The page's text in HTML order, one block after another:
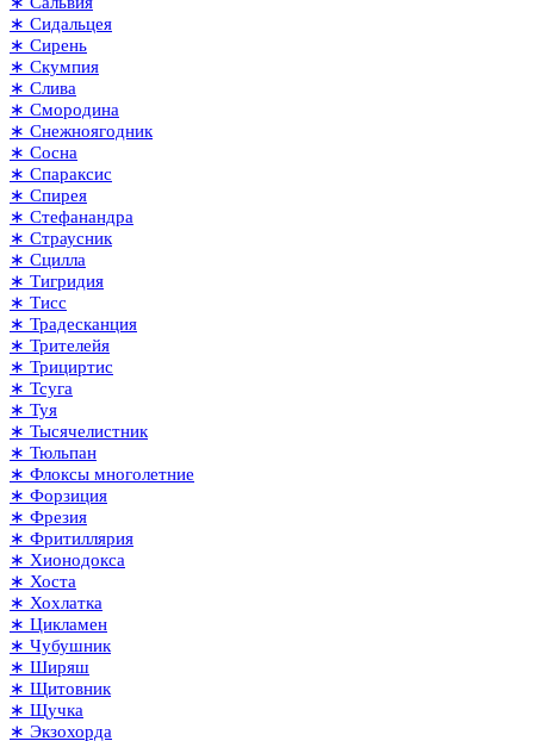
∗ Сидальцея
∗ Сирень
∗ Скумпия
∗ Слива
∗ Смородина
∗ Снежноягодник
∗ Сосна
∗ Спараксис
∗ Спирея
∗ Стефанандра
∗ Страусник
∗ Сцилла
∗ Тигридия
∗ Тисс
∗ Традесканция
∗ Трителейя
∗ Трициртис
∗ Тсуга
∗ Туя
∗ Тысячелистник
∗ Тюльпан
∗ Флоксы многолетние
∗ Форзиция
∗ Фрезия
∗ Фритиллярия
∗ Хионодокса
∗ Хоста
∗ Хохлатка
∗ Цикламен
∗ Чубушник
∗ Ширяш
∗ Щитовник
∗ Щучка
∗ Экзохорда